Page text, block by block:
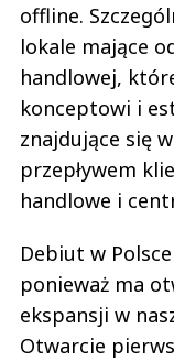
offline.
lokale mające
handlowej,
konceptowi i
znajdujące się
przepływem
handlowe i
Debiut w
ponieważ ma
ekspansji w
Otwarcie